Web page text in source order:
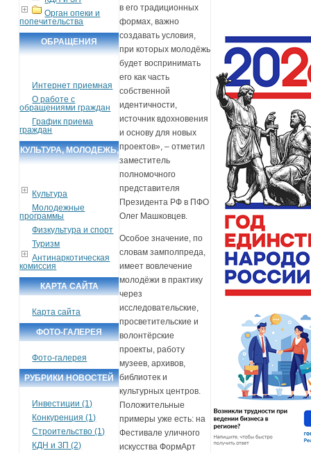
Орган опеки и
попечительства
ОБРАЩЕНИЯ
Интернет приемная
О работе с
обращениями граждан
График приема
граждан
КУЛЬТУРА, МОЛОДЕЖЬ,
Культура
Молодежные
программы
Физкультура и спорт
Туризм
Антинаркотическая
комиссия
КАРТА САЙТА
Карта сайта
ФОТО-ГАЛЕРЕЯ
Фото-галерея
РУБРИКИ НОВОСТЕЙ
Инвестиции (1)
Конкуренция (1)
Строительство (1)
КДН и ЗП (2)
в его традиционных
формах, важно
создавать условия,
при которых молодёжь
будет воспринимать
его как часть
собственной
идентичности,
источник вдохновения
и основу для новых
проектов», – отметил
заместитель
полномочного
представителя
Президента РФ в ПФО
Олег Машковцев.
Особое значение, по
словам замполпреда,
имеет вовлечение
молодёжи в практику
через
исследовательские,
просветительские и
волонтёрские
проекты, работу
музеев, архивов,
библиотек и
культурных центров.
Положительные
примеры уже есть: на
Фестивале уличного
искусства ФормАрт